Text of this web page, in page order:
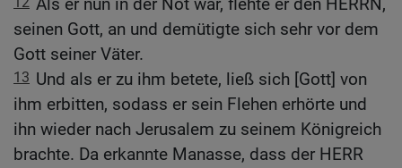
Als er nun in der Not war, flehte er den HERRN,
seinen Gott, an und demütigte sich sehr vor dem
Gott seiner Väter.
13 Und als er zu ihm betete, ließ sich [Gott] von
ihm erbitten, sodass er sein Flehen erhörte und
ihn wieder nach Jerusalem zu seinem Königreich
brachte. Da erkannte Manasse, dass der HERR